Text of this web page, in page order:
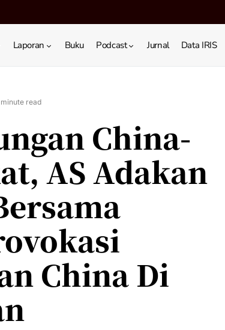
Laporan Buku Podcast Jurnal Data IRIS
minute read
China-
AS Adakan
China Di